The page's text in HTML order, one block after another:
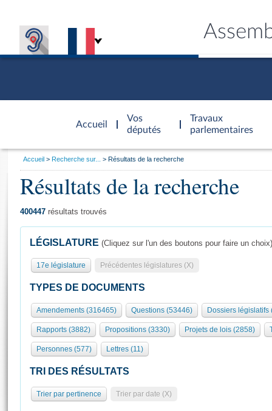
Accueil
d'accueil
Vos
députés
Travaux
parlementaires
Présidence
577 députés
Groupes politiques
Élections législatives
Séance publique
Commissions et autres organes
Europe et International
Contrôle et évaluation
Congrès
Pétitions
Général
Rôle et pouvoirs de l'Assemblée
Organisation de l'Assemblée
Présidence Conférence des Présidents Bureau Collège des
Statistiques et chiffres clés
Transparence et déontologie
Visiter l'Assemblée
Visite virtuelle du palais Bourbon
Assister à une séance
Accès des chercheurs à l’Assemblée
Les évènements
Vous
Accueil Recherche sur... Résultats de la recherche
Résultats de la recherche
400447 résultats trouvés
LÉGISLATURE (Cliquez sur l'un des boutons pour faire un choix)
17e législature Précédentes législatures (X)
TYPES DE DOCUMENTS
Amendements (316465) Questions (53446) Dossiers législatifs
Rapports (3882) Propositions (3330) Projets de lois (2858)
Personnes (577) Lettres (11)
TRI DES RÉSULTATS
Trier par pertinence Trier par date (X)